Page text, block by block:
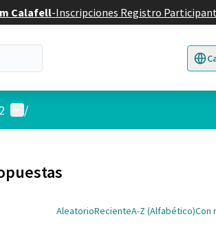
Calafell-Inscripciones Registro
Menú de usuario
/
AleatorioRecienteA-Z (Alfabético)Con